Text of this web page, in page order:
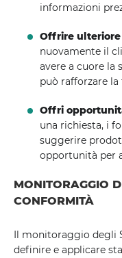
informazioni
Offrire ulteriore
nuovamente il
avere a cuore la
può rafforzare la
Offri
una richiesta, i
suggerire
opportunità per
MONITORAGGIO
CONFORMITÀ
Il monitoraggio degli
definire e applicare